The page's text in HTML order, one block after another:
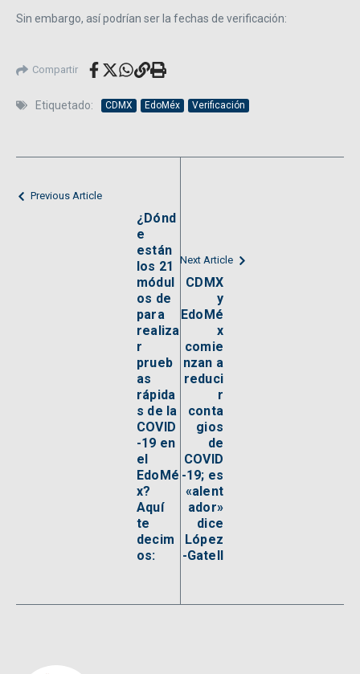
Sin embargo, así podrían ser la fechas de verificación:
Compartir
Etiquetado: CDMX EdoMéx Verificación
Previous Article
¿Dónd
e
están
los 21
módul
os de
para
realiza
r
prueb
as
rápida
s de la
COVID
-19 en
el
EdoMé
x?
Aquí
te
decim
os:
Next Article
CDMX
y
EdoMé
x
comie
nzan a
reduci
r
conta
gios
de
COVID
-19; es
«alent
ador»
dice
López
-Gatell